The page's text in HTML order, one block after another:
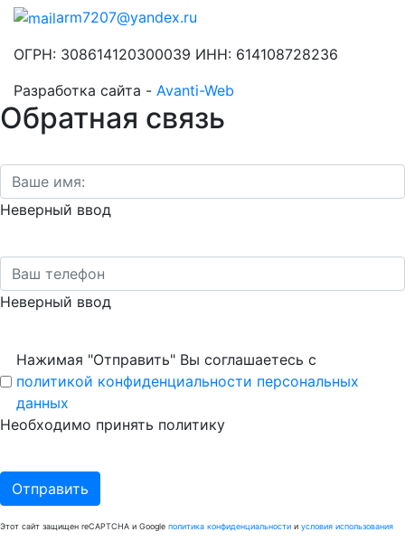
arm7207@yandex.ru
ОГРН: 308614120300039 ИНН: 614108728236
Разработка сайта - Avanti-Web
Обратная связь
Неверный ввод
Неверный ввод
Нажимая "Отправить" Вы соглашаетесь с
политикой конфиденциальности персональных
данных
Необходимо принять политику
Отправить
Этот сайт защищен reCAPTCHA и Google политика конфиденциальности и условия использования